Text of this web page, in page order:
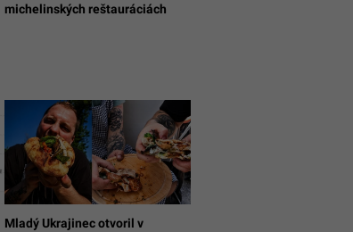
michelinských reštauráciách
Mladý Ukrajinec otvoril v